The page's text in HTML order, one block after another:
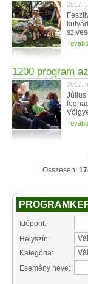
2017.
Tovább
1200 program
2017.
Július
Tovább
Összesen:
Időpont:
Helyszín:
Kategória:
Esemény neve: